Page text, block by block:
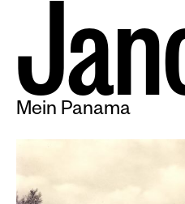
Jan
Mein Panama